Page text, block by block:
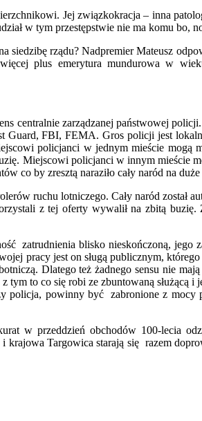
Jej związkokracja – inna
w tym przestępstwie nie ma komu bo,
siedzibę rządu? Nadpremier Mateusz
plus emerytura mundurowa w
zarządzanej państwowej policji.
Guard, FBI, FEMA. Gros policji jest
policjanci w jednym mieście mogą
Miejscowi policjanci w innym mieście
co by zresztą naraziło cały naród na
ruchu lotniczego. Cały naród został
z tej oferty wywalił na zbitą
zatrudnienia blisko nieskończoną, jego
pracy jest on sługą publicznym, którego
Dlatego też żadnego sensu nie
tym to co się robi ze zbuntowaną
powinny być zabronione z mocy
w przeddzień obchodów 100-lecia
Targowica starają się razem